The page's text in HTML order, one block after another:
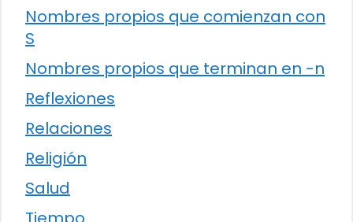
Nombres propios que comienzan con
S
Nombres propios que terminan en -n
Reflexiones
Relaciones
Religión
Salud